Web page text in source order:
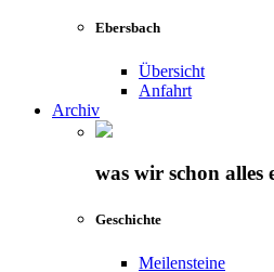
Ebersbach
Übersicht
Anfahrt
Archiv
was wir schon alles
Geschichte
Meilensteine